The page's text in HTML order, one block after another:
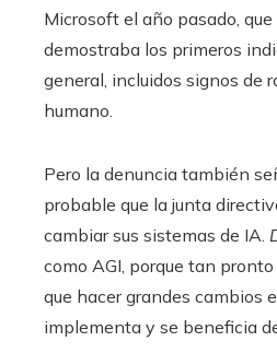
Microsoft el año pasado,
demostraba los primeros
general, incluidos signos de
humano.
Pero la denuncia también
probable que la junta
cambiar sus sistemas de IA.
como AGI, porque tan
que hacer grandes cambios
implementa y se beneficia